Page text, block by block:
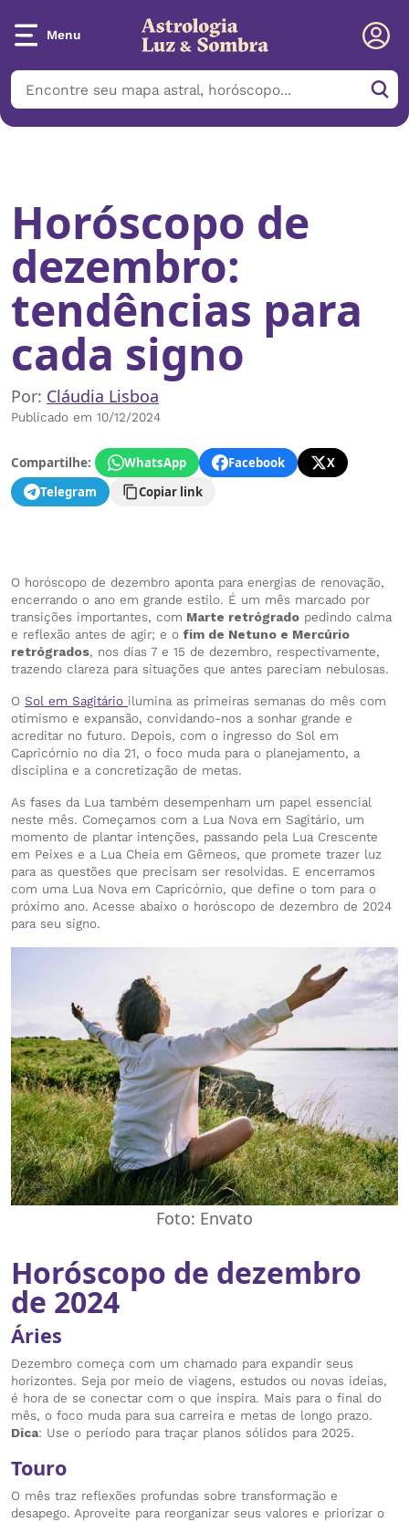
Menu
Início/Notícias/Horóscopo de dezembro: tendências para cada
Horóscopo de
dezembro:
tendências para
cada signo
Por: Cláudia Lisboa
Publicado em 10/12/2024
Compartilhe: WhatsApp Facebook
X
Telegram
Copiar link
O horóscopo de dezembro aponta para energias de renovação,
encerrando o ano em grande estilo. É um mês marcado por
transições importantes, com Marte retrógrado pedindo calma
e reflexão antes de agir; e o fim de Netuno e Mercúrio
retrógrados, nos dias 7 e 15 de dezembro, respectivamente,
trazendo clareza para situações que antes pareciam nebulosas.
O Sol em Sagitário ilumina as primeiras semanas do mês com
otimismo e expansão, convidando-nos a sonhar grande e
acreditar no futuro. Depois, com o ingresso do Sol em
Capricórnio no dia 21, o foco muda para o planejamento, a
disciplina e a concretização de metas.
As fases da Lua também desempenham um papel essencial
neste mês. Começamos com a Lua Nova em Sagitário, um
momento de plantar intenções, passando pela Lua Crescente
em Peixes e a Lua Cheia em Gêmeos, que promete trazer luz
para as questões que precisam ser resolvidas. E encerramos
com uma Lua Nova em Capricórnio, que define o tom para o
próximo ano. Acesse abaixo o horóscopo de dezembro de 2024
para seu signo.
Foto: Envato
Horóscopo de dezembro
de 2024
Áries
Dezembro começa com um chamado para expandir seus
horizontes. Seja por meio de viagens, estudos ou novas ideias,
é hora de se conectar com o que inspira. Mais para o final do
mês, o foco muda para sua carreira e metas de longo prazo.
Dica: Use o período para traçar planos sólidos para 2025.
Touro
O mês traz reflexões profundas sobre transformação e
desapego. Aproveite para reorganizar seus valores e priorizar o